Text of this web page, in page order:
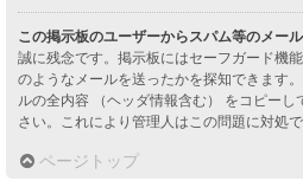
この掲示板のユーザーからスパム等のメー
誠に残念です。掲示板にはセーフガード機
のようなメールを送ったかを探知できます
ルの全内容 （ヘッダ情報含む） をコピー
さい。これにより管理人はこの問題に対処で
ページトップ